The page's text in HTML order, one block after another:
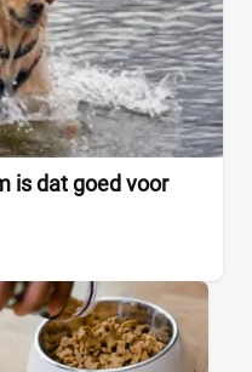
is dat goed voor